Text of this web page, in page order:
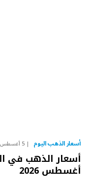
أسعار الذهب اليوم 5 أغسطس، 2026
أغسطس 2026